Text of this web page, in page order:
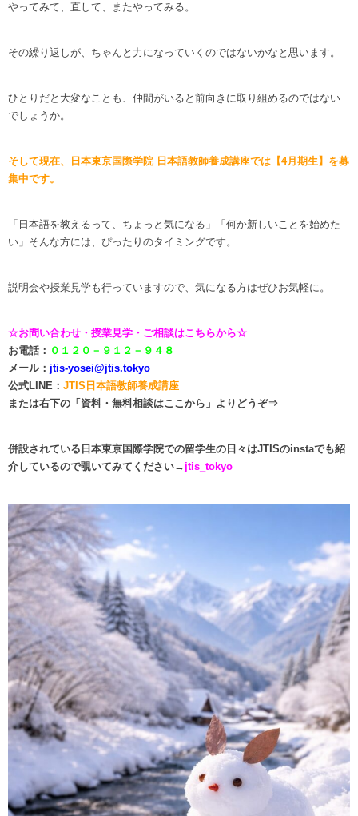
やってみて、直して、またやってみる。
その繰り返しが、ちゃんと力になっていくのではないかなと思います。
ひとりだと大変なことも、仲間がいると前向きに取り組めるのではない
でしょうか。
そして現在、日本東京国際学院 日本語教師養成講座では【4月期生】を募
集中です。
「日本語を教えるって、ちょっと気になる」「何か新しいことを始めた
い」そんな方には、ぴったりのタイミングです。
説明会や授業見学も行っていますので、気になる方はぜひお気軽に。
☆お問い合わせ・授業見学・ご相談はこちらから☆
お電話： ０１２０－９１２－９４８
メール： jtis-yosei@jtis.tokyo
公式LINE： JTIS日本語教師養成講座
または右下の「資料・無料相談はここから」よりどうぞ⇒
併設されている日本東京国際学院での留学生の日々はJTISのinstaでも紹
介しているので覗いてみてください→ jtis_tokyo